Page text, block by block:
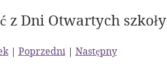
z Dni Otwartych szkoły
| Poprzedni | Następny